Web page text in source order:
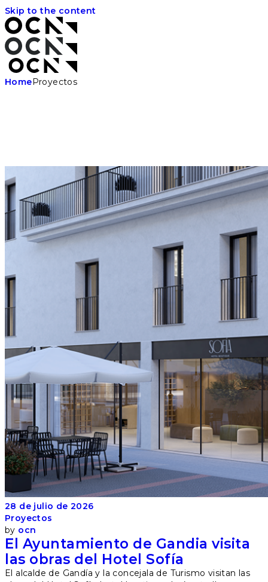
Skip to the content
HomeProyectos
28 de julio de 2026
Proyectos
by ocn
El Ayuntamiento de Gandia visita
las obras del Hotel Sofía
El alcalde de Gandía y la concejala de Turismo visitan las